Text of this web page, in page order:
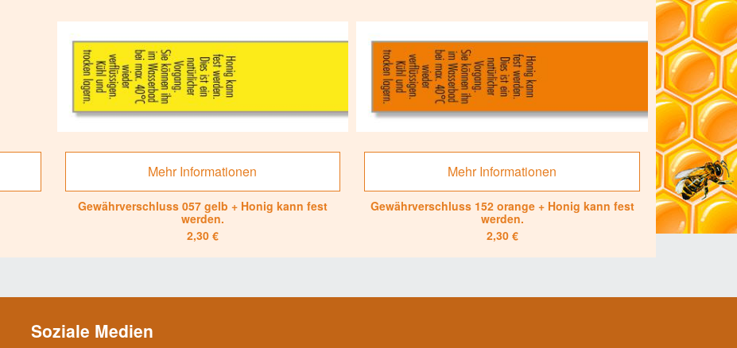
Mehr Informationen
Gewährverschluss 057 gelb + Honig kann fest
werden.
2,30 €
Mehr Informationen
Gewährverschluss 152 orange + Honig kann fest
werden.
2,30 €
Soziale Medien